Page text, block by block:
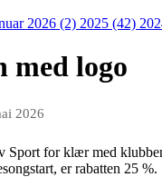
2026 (2) 2025 (42)
logo
2026
Sport for klær med
er rabatten 25 %.